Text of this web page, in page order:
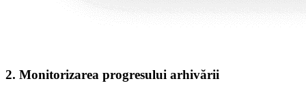
2. Monitorizarea progresului arhivării